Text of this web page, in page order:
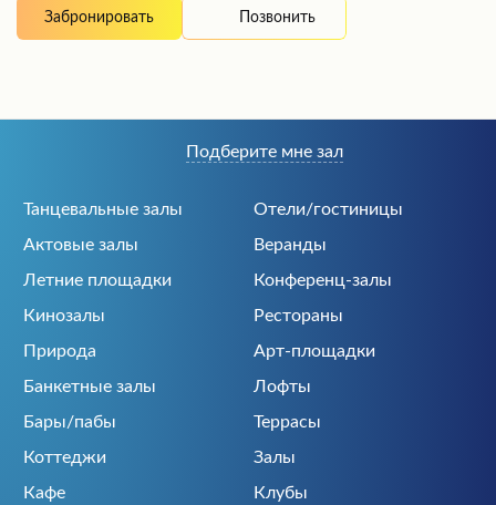
Забронировать Позвонить
Танцевальные залы
Отели/гостиницы
Актовые залы
Веранды
Летние площадки
Конференц-залы
Кинозалы
Рестораны
Природа
Арт-площадки
Банкетные залы
Лофты
Бары/пабы
Террасы
Коттеджи
Залы
Кафе
Клубы
Подберите мне зал